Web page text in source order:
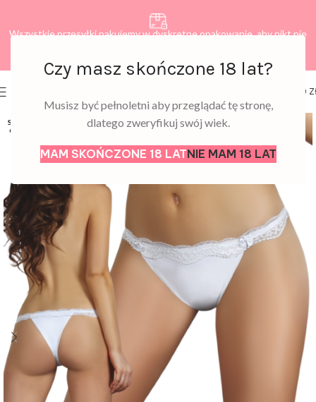
Czy masz skończone 18 lat?
Musisz być pełnoletni aby przeglądać tę stronę,
dlatego zweryfikuj swój wiek.
MAM SKOŃCZONE 18 LATNIE MAM 18 LAT
Wszystkie przesyłki pakujemy w dyskretne opakowanie, aby nikt nie
0,00
SOLD
OUT